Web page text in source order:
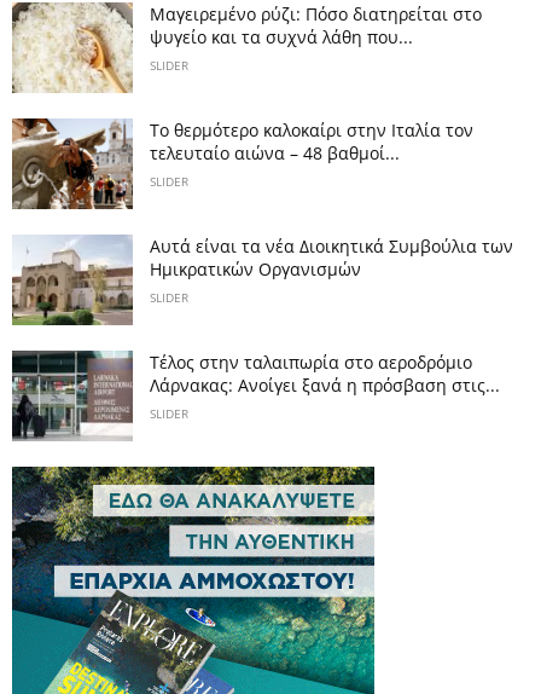
Μαγειρεμένο ρύζι: Πόσο διατηρείται στο
ψυγείο και τα συχνά λάθη που...
SLIDER
Το θερμότερο καλοκαίρι στην Ιταλία τον
τελευταίο αιώνα – 48 βαθμοί...
SLIDER
Αυτά είναι τα νέα Διοικητικά Συμβούλια των
Ημικρατικών Οργανισμών
SLIDER
Tέλος στην ταλαιπωρία στο αεροδρόμιο
Λάρνακας: Ανοίγει ξανά η πρόσβαση στις...
SLIDER